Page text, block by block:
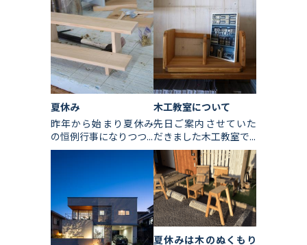
夏休み
昨年から始まり夏休み
の恒例行事になりつつ...
木工教室について
先日ご案内させていた
だきました木工教室で...
夏休みは木のぬくもり